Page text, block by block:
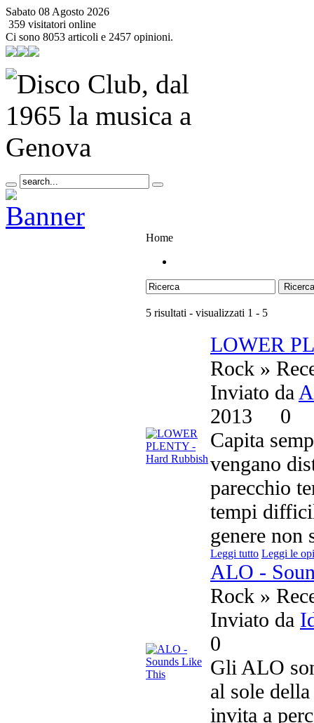
Sabato 08 Agosto 2026
359 visitatori online
Ci sono 8053 articoli e 2457 opinioni.
Home
Ricerca
5 risultati - visualizzati 1 - 5
LOWER
Rock »
Inviato da
2013 0
Capita
vengano
parecchio
tempi
genere non
Leggi tutto Leggi le
ALO -
Rock »
Inviato da
0
Gli ALO
al sole
invita a